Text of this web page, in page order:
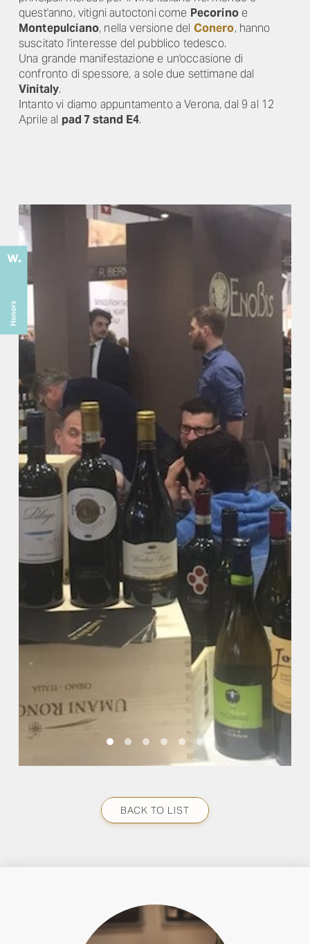
quest'anno, vitigni autoctonicome Pecorinoe
Montepulciano, nella versione del Conero, hanno
suscitato l'interesse del pubblico tedesco.
Una grande manifestazione e un'occasione di
confronto di spessore, a sole due settimane dal
Vinitaly.
Intanto vi diamo appuntamento a Verona, dal 9 al 12
Aprile al pad 7 stand E4.
BACK TO LIST